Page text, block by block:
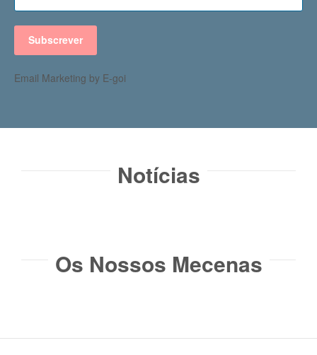
Subscrever
Email Marketing by E-goi
Notícias​
Os Nossos Mecenas